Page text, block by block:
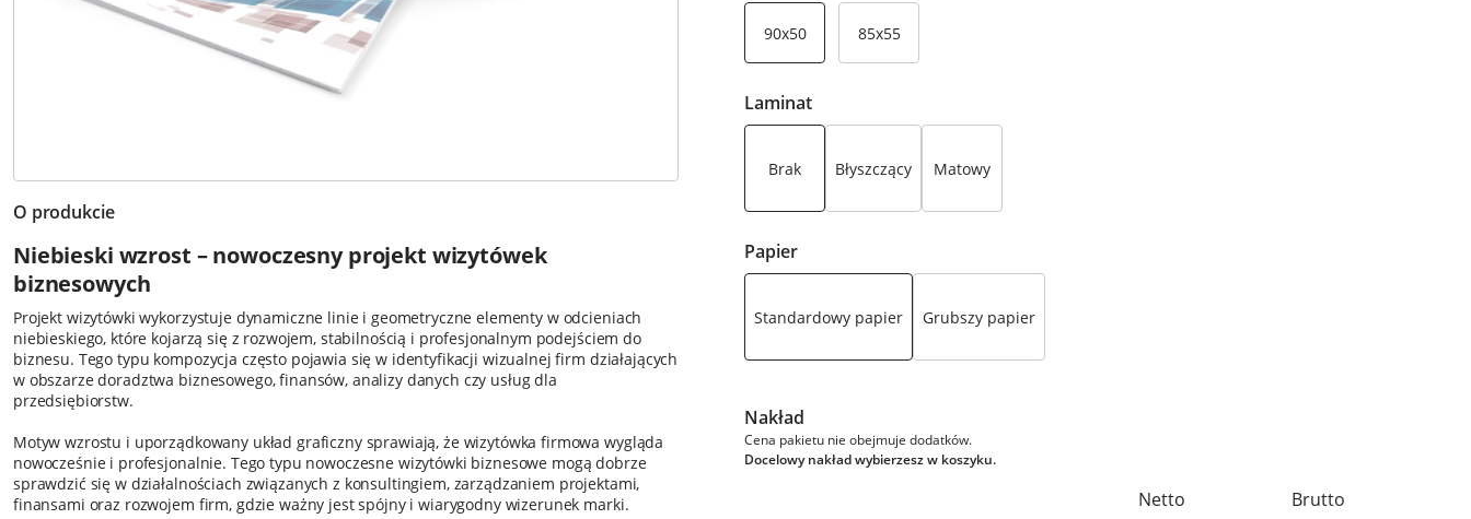
O produkcie
Niebieski wzrost – nowoczesny projekt wizytówek
biznesowych
Projekt wizytówki wykorzystuje dynamiczne linie i geometryczne elementy w odcieniach
niebieskiego, które kojarzą się z rozwojem, stabilnością i profesjonalnym podejściem do
biznesu. Tego typu kompozycja często pojawia się w identyfikacji wizualnej firm działających
w obszarze doradztwa biznesowego, finansów, analizy danych czy usług dla
przedsiębiorstw.
Motyw wzrostu i uporządkowany układ graficzny sprawiają, że wizytówka firmowa wygląda
nowocześnie i profesjonalnie. Tego typu nowoczesne wizytówki biznesowe mogą dobrze
sprawdzić się w działalnościach związanych z konsultingiem, zarządzaniem projektami,
finansami oraz rozwojem firm, gdzie ważny jest spójny i wiarygodny wizerunek marki.
90x50 85x55
Laminat
Brak Błyszczący Matowy
Papier
Standardowy papier Grubszy papier
Nakład
Cena pakietu nie obejmuje dodatków.
Docelowy nakład wybierzesz w koszyku.
Netto
Brutto